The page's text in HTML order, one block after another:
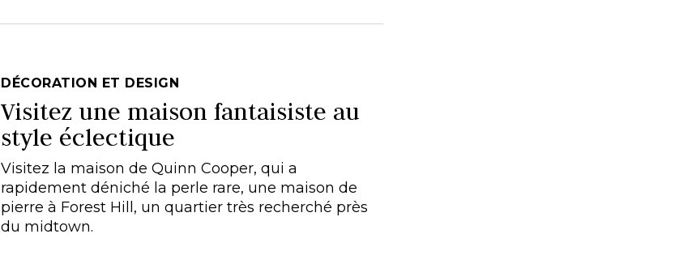
DÉCORATION ET DESIGN
Visitez une maison fantaisiste au
style éclectique
Visitez la maison de Quinn Cooper, qui a
rapidement déniché la perle rare, une maison de
pierre à Forest Hill, un quartier très recherché près
du midtown.